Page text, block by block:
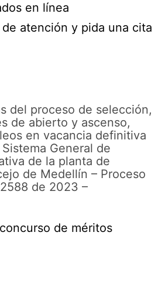
en línea
de atención y pida una cita
del proceso de selección,
de abierto y ascenso,
en vacancia definitiva
General de
de la planta de
de Medellín – Proceso
de 2023 –
de méritos